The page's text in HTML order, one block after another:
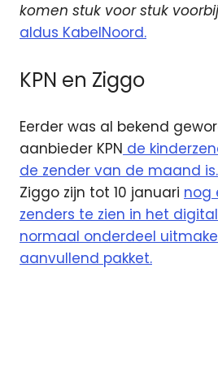
komen stuk voor stuk
aldus KabelNoord.
KPN en Ziggo
Eerder was al bekend
aanbieder KPN de
de zender van de maand is.
Ziggo zijn tot 10 januari nog
zenders te zien in het
normaal onderdeel
aanvullend pakket.